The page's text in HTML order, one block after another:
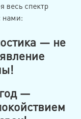
весь спектр
нами:
— не
—